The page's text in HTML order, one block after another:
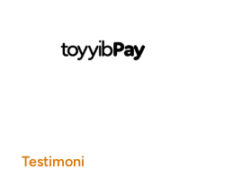
Testimoni